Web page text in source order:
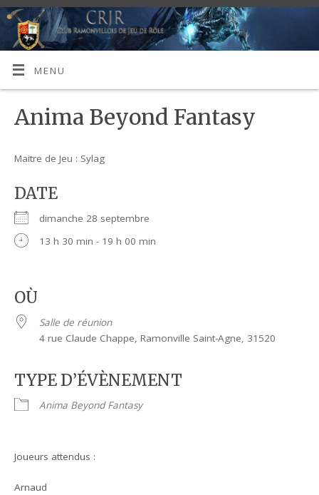
MENU
Anima Beyond Fantasy
Maitre de Jeu : Sylag
DATE
dimanche 28 septembre
13 h 30 min - 19 h 00 min
OÙ
Salle de réunion
4 rue Claude Chappe, Ramonville Saint-Agne, 31520
TYPE D’ÉVÈNEMENT
Anima Beyond Fantasy
Joueurs attendus :
Arnaud